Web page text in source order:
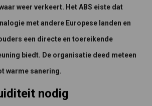
weer verkeert. Het ABS eiste dat
met andere Europese landen en
een directe en toereikende
biedt. De organisatie deed meteen
warme sanering.
nodig